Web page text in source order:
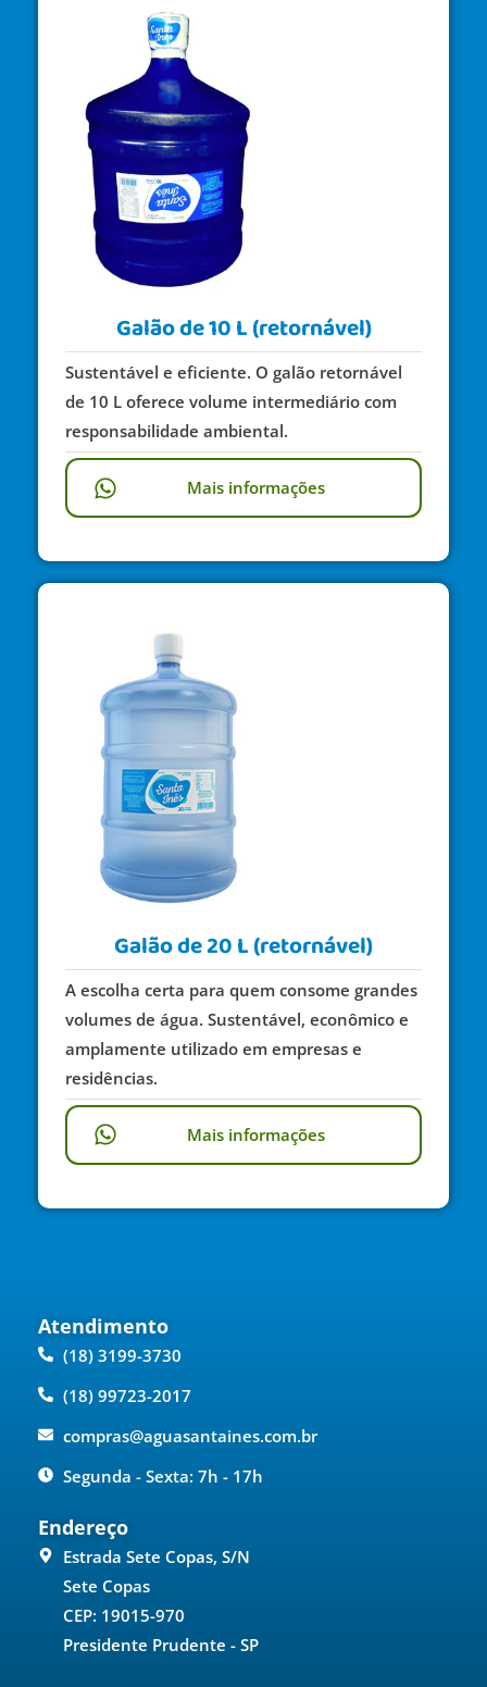
Galão de 10 L (retornável)
Sustentável e eficiente. O galão retornável
de 10 L oferece volume intermediário com
responsabilidade ambiental.
Mais informações
Galão de 20 L (retornável)
A escolha certa para quem consome grandes
volumes de água. Sustentável, econômico e
amplamente utilizado em empresas e
residências.
Mais informações
Atendimento
(18) 3199-3730
(18) 99723-2017
compras@aguasantaines.com.br
Segunda - Sexta: 7h - 17h
Endereço
Estrada Sete Copas, S/N
Sete Copas
CEP: 19015-970
Presidente Prudente - SP